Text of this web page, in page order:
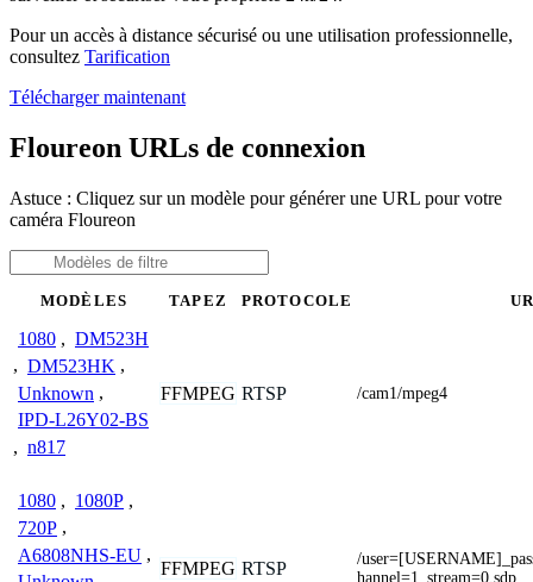
Pour un accès à distance sécurisé ou une utilisation professionnelle,
consultez Tarification
Télécharger maintenant
Floureon URLs de connexion
Astuce : Cliquez sur un modèle pour générer une URL pour votre
caméra Floureon
MODÈLES TAPEZ PROTOCOLE
1080 , DM523H
, DM523HK ,
Unknown ,
IPD-L26Y02-BS
, n817
FFMPEG RTSP /cam1/mpeg4
1080 , 1080P ,
720P ,
A6808NHS-EU ,
FFMPEG RTSP
/
hannel=1_stream=0.sdp